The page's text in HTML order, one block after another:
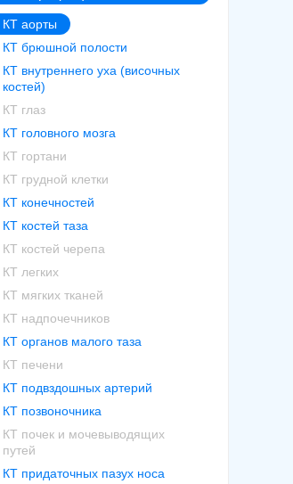
КТ аорты
КТ брюшной полости
КТ внутреннего уха (височных
костей)
КТ глаз
КТ головного мозга
КТ гортани
КТ грудной клетки
КТ конечностей
КТ костей таза
КТ костей черепа
КТ легких
КТ мягких тканей
КТ надпочечников
КТ органов малого таза
КТ печени
КТ подвздошных артерий
КТ позвоночника
КТ почек и мочевыводящих
путей
КТ придаточных пазух носа